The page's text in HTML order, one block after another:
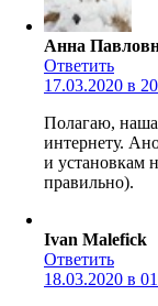
Анна
Ответить
17.03.2020 в
Полагаю, наша
интернету.
и установкам
правильно).
Ivan Malefick
Ответить
18.03.2020 в